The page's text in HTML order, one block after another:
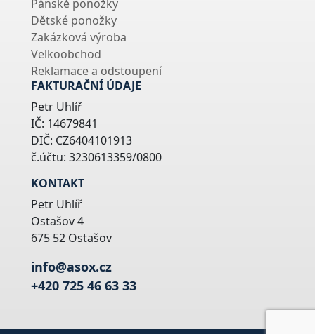
Pánské ponožky
Dětské ponožky
Zakázková výroba
Velkoobchod
Reklamace a odstoupení
FAKTURAČNÍ ÚDAJE
Petr Uhlíř
IČ: 14679841
DIČ: CZ6404101913
č.účtu: 3230613359/0800
KONTAKT
Petr Uhlíř
Ostašov 4
675 52 Ostašov
info@asox.cz
+420 725 46 63 33